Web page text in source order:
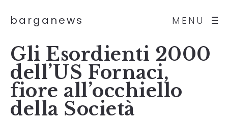
MENU
barganews
Gli Esordienti 2000
dell’US Fornaci,
fiore all’occhiello
della Società